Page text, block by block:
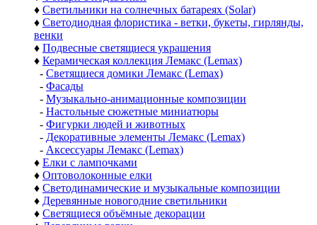
♦ Светильники на солнечных батареях (Solar)
♦ Светодиодная флористика - ветки, букеты, гирлянды,
венки
♦ Подвесные светящиеся украшения
♦ Керамическая коллекция Лемакс (Lemax)
- Светящиеся домики Лемакс (Lemax)
- Фасады
- Музыкально-анимационные композиции
- Настольные сюжетные миниатюры
- Фигурки людей и животных
- Декоративные элементы Лемакс (Lemax)
- Аксессуары Лемакс (Lemax)
♦ Елки с лампочками
♦ Оптоволоконные елки
♦ Светодинамические и музыкальные композиции
♦ Деревянные новогодние светильники
♦ Светящиеся объёмные декорации